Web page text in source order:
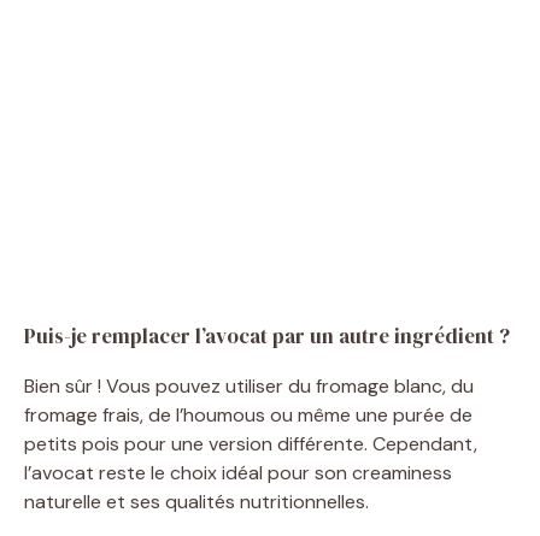
Puis-je remplacer l’avocat par un autre ingrédient ?
Bien sûr ! Vous pouvez utiliser du fromage blanc, du
fromage frais, de l’houmous ou même une purée de
petits pois pour une version différente. Cependant,
l’avocat reste le choix idéal pour son creaminess
naturelle et ses qualités nutritionnelles.